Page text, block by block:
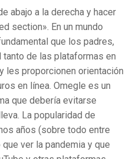
abajo a la derecha y hacer
section». En un mundo
que los padres,
de las plataformas en
les proporcionen orientación
en línea. Omegle es un
que debería evitarse
La popularidad de
años (sobre todo entre
ver la pandemia y que